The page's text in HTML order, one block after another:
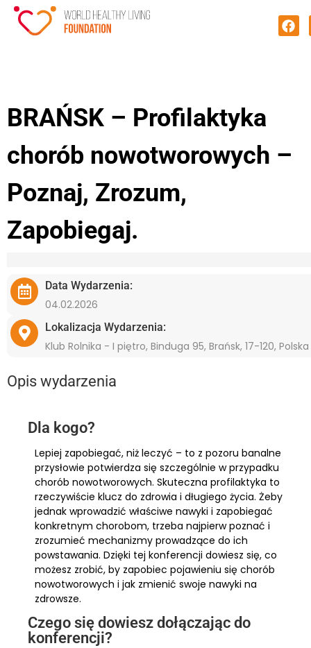
BRAŃSK – Profilaktyka
chorób nowotworowych –
Poznaj, Zrozum,
Zapobiegaj.
Data Wydarzenia:
04.02.2026
Lokalizacja Wydarzenia:
Klub Rolnika - I piętro, Binduga 95, Brańsk, 17-120, Polska
Opis wydarzenia
Dla kogo?
Lepiej zapobiegać, niż leczyć – to z pozoru banalne
przysłowie potwierdza się szczególnie w przypadku
chorób nowotworowych. Skuteczna profilaktyka to
rzeczywiście klucz do zdrowia i długiego życia. Żeby
jednak wprowadzić właściwe nawyki i zapobiegać
konkretnym chorobom, trzeba najpierw poznać i
zrozumieć mechanizmy prowadzące do ich
powstawania. Dzięki tej konferencji dowiesz się, co
możesz zrobić, by zapobiec pojawieniu się chorób
nowotworowych i jak zmienić swoje nawyki na
zdrowsze.
Czego się dowiesz dołączając do
konferencji?